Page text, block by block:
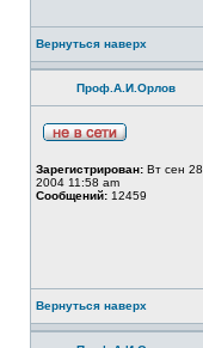
Вернуться наверх
Проф.А.И.Орлов
Зарегистрирован: Вт сен 28,
2004 11:58 am
Сообщений: 12459
Вернуться наверх